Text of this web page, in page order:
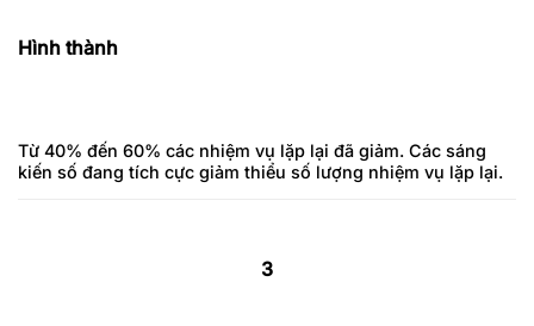
Hình thành
Từ 40% đến 60% các nhiệm vụ lặp lại đã giảm. Các sáng
kiến số đang tích cực giảm thiểu số lượng nhiệm vụ lặp lại.
3